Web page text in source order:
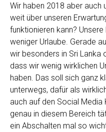
Wir haben 2018 aber auch
weit über unseren
funktionieren kann?
weniger Urlaube. Gerade
wir besonders in Sri Lanka
dass wir wenig wirklichen
haben. Das soll sich ganz
unterwegs, dafür als
auch auf den Social Media
genau in diesem Bereich
ein Abschalten mal so